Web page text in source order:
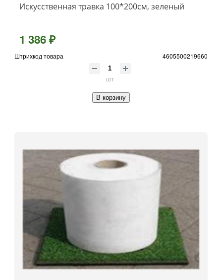
Искусственная травка 100*200см, зеленый
1 386 ₽
Штрихкод товара 4605500219660
шт
В корзину